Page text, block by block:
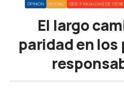
OPINIÓN SOCIAL ODS 5 IGUALDAD DE
El largo
paridad en los